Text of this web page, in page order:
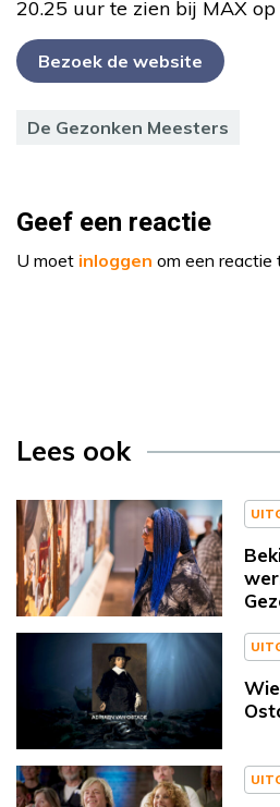
20.25 uur te zien bij MAX op
Bezoek de website
De Gezonken Meesters
Geef een reactie
U moet inloggen om een reactie
Lees ook